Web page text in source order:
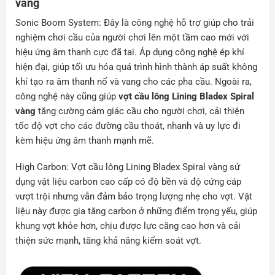
Sonic Boom System: Đây là công nghệ hỗ trợ giúp cho trải
nghiệm chơi cầu của người chơi lên một tầm cao mới với
hiệu ứng âm thanh cực đã tai. Áp dụng công nghệ ép khí
hiện đại, giúp tối ưu hóa quá trình hình thành áp suất không
khí tạo ra âm thanh nổ và vang cho các pha cầu. Ngoài ra,
công nghệ này cũng giúp vợt cầu lông Lining Bladex Spiral
vàng tăng cường cảm giác cầu cho người chơi, cải thiện
tốc độ vợt cho các đường cầu thoát, nhanh và uy lực đi
kèm hiệu ứng âm thanh mạnh mẽ.
High Carbon: Vợt cầu lông Lining Bladex Spiral vàng sử
dụng vật liệu carbon cao cấp có độ bền và độ cứng cáp
vượt trội nhưng vẫn đảm bảo trọng lượng nhẹ cho vợt. Vật
liệu này được gia tăng carbon ở những điểm trọng yếu, giúp
khung vợt khỏe hơn, chịu được lực căng cao hơn và cải
thiện sức mạnh, tăng khả năng kiểm soát vợt.